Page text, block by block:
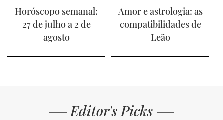
Horóscopo semanal:
27 de julho a 2 de
agosto
Amor e astrologia: as
compatibilidades de
Leão
Editor's Picks